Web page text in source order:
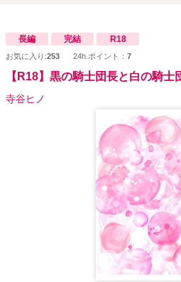
長編 完結 R18
お気に入り:253 24h.ポイント： 7
【R18】黒の騎士団長と白の騎士
寺谷ヒノ